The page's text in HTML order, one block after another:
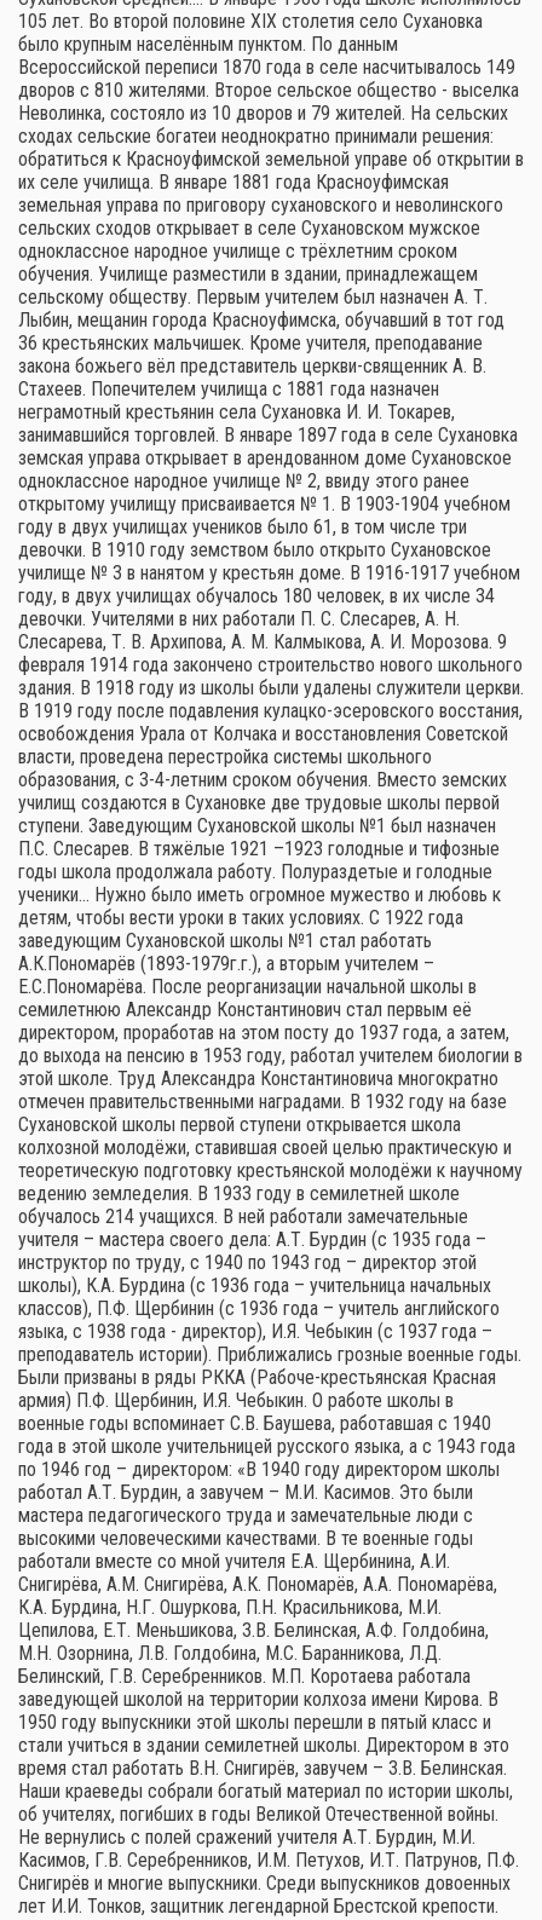
105 лет. Во второй половине XIX столетия село Сухановка
было крупным населённым пунктом. По данным
Всероссийской переписи 1870 года в селе насчитывалось 149
дворов с 810 жителями. Второе сельское общество - выселка
Неволинка, состояло из 10 дворов и 79 жителей. На сельских
сходах сельские богатеи неоднократно принимали решения:
обратиться к Красноуфимской земельной управе об открытии в
их селе училища. В январе 1881 года Красноуфимская
земельная управа по приговору сухановского и неволинского
сельских сходов открывает в селе Сухановском мужское
одноклассное народное училище с трёхлетним сроком
обучения. Училище разместили в здании, принадлежащем
сельскому обществу. Первым учителем был назначен А. Т.
Лыбин, мещанин города Красноуфимска, обучавший в тот год
36 крестьянских мальчишек. Кроме учителя, преподавание
закона божьего вёл представитель церкви-священник А. В.
Стахеев. Попечителем училища с 1881 года назначен
неграмотный крестьянин села Сухановка И. И. Токарев,
занимавшийся торговлей. В январе 1897 года в селе Сухановка
земская управа открывает в арендованном доме Сухановское
одноклассное народное училище № 2, ввиду этого ранее
открытому училищу присваивается № 1. В 1903-1904 учебном
году в двух училищах учеников было 61, в том числе три
девочки. В 1910 году земством было открыто Сухановское
училище № 3 в нанятом у крестьян доме. В 1916-1917 учебном
году, в двух училищах обучалось 180 человек, в их числе 34
девочки. Учителями в них работали П. С. Слесарев, А. Н.
Слесарева, Т. В. Архипова, А. М. Калмыкова, А. И. Морозова. 9
февраля 1914 года закончено строительство нового школьного
здания. В 1918 году из школы были удалены служители церкви.
В 1919 году после подавления кулацко-эсеровского восстания,
освобождения Урала от Колчака и восстановления Советской
власти, проведена перестройка системы школьного
образования, с 3-4-летним сроком обучения. Вместо земских
училищ создаются в Сухановке две трудовые школы первой
ступени. Заведующим Сухановской школы №1 был назначен
П.С. Слесарев. В тяжёлые 1921 –1923 голодные и тифозные
годы школа продолжала работу. Полураздетые и голодные
ученики… Нужно было иметь огромное мужество и любовь к
детям, чтобы вести уроки в таких условиях. С 1922 года
заведующим Сухановской школы №1 стал работать
А.К.Пономарёв (1893-1979г.г.), а вторым учителем –
Е.С.Пономарёва. После реорганизации начальной школы в
семилетнюю Александр Константинович стал первым её
директором, проработав на этом посту до 1937 года, а затем,
до выхода на пенсию в 1953 году, работал учителем биологии в
этой школе. Труд Александра Константиновича многократно
отмечен правительственными наградами. В 1932 году на базе
Сухановской школы первой ступени открывается школа
колхозной молодёжи, ставившая своей целью практическую и
теоретическую подготовку крестьянской молодёжи к научному
ведению земледелия. В 1933 году в семилетней школе
обучалось 214 учащихся. В ней работали замечательные
учителя – мастера своего дела: А.Т. Бурдин (с 1935 года –
инструктор по труду, с 1940 по 1943 год – директор этой
школы), К.А. Бурдина (с 1936 года – учительница начальных
классов), П.Ф. Щербинин (с 1936 года – учитель английского
языка, с 1938 года - директор), И.Я. Чебыкин (с 1937 года –
преподаватель истории). Приближались грозные военные годы.
Были призваны в ряды РККА (Рабоче-крестьянская Красная
армия) П.Ф. Щербинин, И.Я. Чебыкин. О работе школы в
военные годы вспоминает С.В. Баушева, работавшая с 1940
года в этой школе учительницей русского языка, а с 1943 года
по 1946 год – директором: «В 1940 году директором школы
работал А.Т. Бурдин, а завучем – М.И. Касимов. Это были
мастера педагогического труда и замечательные люди с
высокими человеческими качествами. В те военные годы
работали вместе со мной учителя Е.А. Щербинина, А.И.
Снигирёва, А.М. Снигирёва, А.К. Пономарёв, А.А. Пономарёва,
К.А. Бурдина, Н.Г. Ошуркова, П.Н. Красильникова, М.И.
Цепилова, Е.Т. Меньшикова, З.В. Белинская, А.Ф. Голдобина,
М.Н. Озорнина, Л.В. Голдобина, М.С. Баранникова, Л.Д.
Белинский, Г.В. Серебренников. М.П. Коротаева работала
заведующей школой на территории колхоза имени Кирова. В
1950 году выпускники этой школы перешли в пятый класс и
стали учиться в здании семилетней школы. Директором в это
время стал работать В.Н. Снигирёв, завучем – З.В. Белинская.
Наши краеведы собрали богатый материал по истории школы,
об учителях, погибших в годы Великой Отечественной войны.
Не вернулись с полей сражений учителя А.Т. Бурдин, М.И.
Касимов, Г.В. Серебренников, И.М. Петухов, И.Т. Патрунов, П.Ф.
Снигирёв и многие выпускники. Среди выпускников довоенных
лет И.И. Тонков, защитник легендарной Брестской крепости.